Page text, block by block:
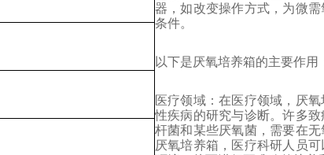
器，如改变操作方式，为微
条件。
以下是厌氧培养箱的主要作用
医疗领域：在医疗领域，厌
性疾病的研究与诊断。许多
杆菌和某些厌氧菌，需要在
厌氧培养箱，医疗科研人员